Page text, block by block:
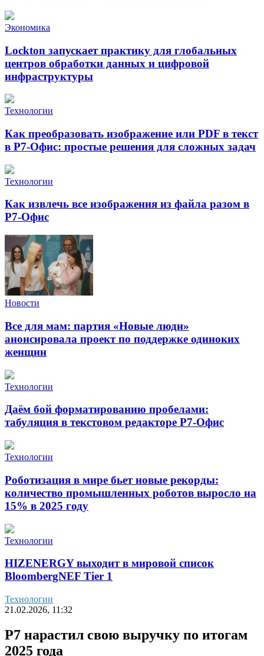
Экономика
Lockton запускает практику для глобальных
центров обработки данных и цифровой
инфраструктуры
Технологии
Как преобразовать изображение или PDF в текст
в Р7-Офис: простые решения для сложных задач
Технологии
Как извлечь все изображения из файла разом в
Р7-Офис
Новости
Все для мам: партия «Новые люди»
анонсировала проект по поддержке одиноких
женщин
Технологии
Даём бой форматированию пробелами:
табуляция в текстовом редакторе Р7-Офис
Технологии
Роботизация в мире бьет новые рекорды:
количество промышленных роботов выросло на
15% в 2025 году
Технологии
HIZENERGY выходит в мировой список
BloombergNEF Tier 1
Технологии
21.02.2026, 11:32
Р7 нарастил свою выручку по итогам
2025 года